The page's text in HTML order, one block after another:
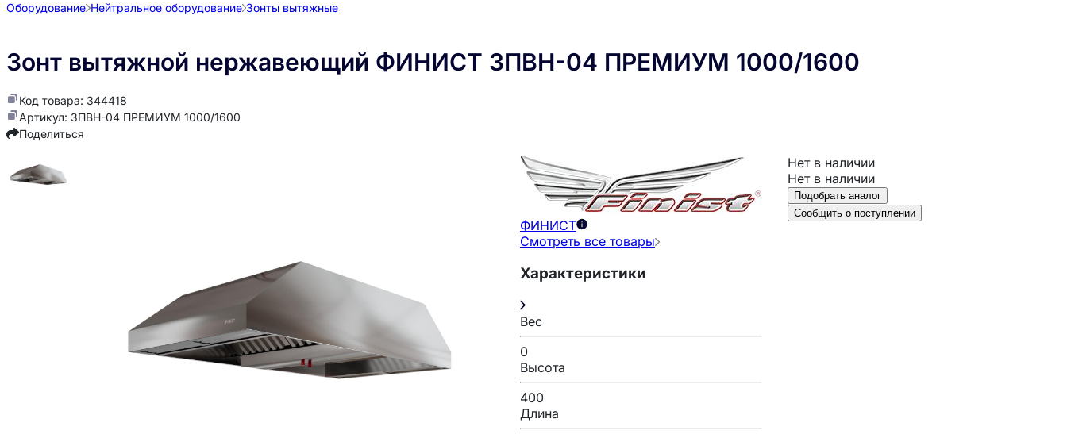
Оборудование Нейтральное оборудование Зонты вытяжные
Зонт вытяжной нержавеющий ФИНИСТ ЗПВН-04 ПРЕМИУМ 1000/1600
Код товара: 344418
Артикул: ЗПВН-04 ПРЕМИУМ 1000/1600
Поделиться
ФИНИСТ
Смотреть все товары
Характеристики
Вес
0
Высота
400
Длина
Нет в наличии
Нет в наличии
Подобрать аналог
Сообщить о поступлении